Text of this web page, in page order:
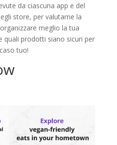
da ciascuna app e del
store, per valutarne la
meglio la tua
quali prodotti siano sicuri per
tuo!